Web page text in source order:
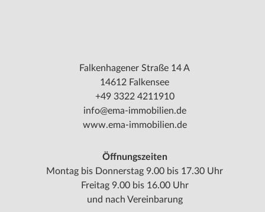
Falkenhagener Straße 14 A
14612 Falkensee
+49 3322 4211910
info@ema-immobilien.de
www.ema-immobilien.de
Öffnungszeiten
Montag bis Donnerstag 9.00 bis 17.30 Uhr
Freitag 9.00 bis 16.00 Uhr
und nach Vereinbarung